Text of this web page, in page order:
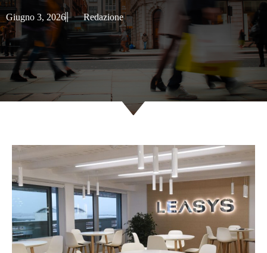
Giugno 3, 2026 Redazione